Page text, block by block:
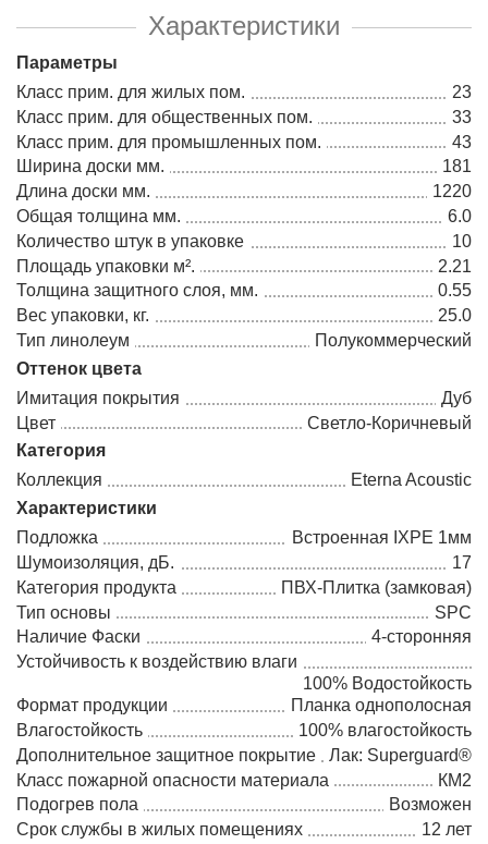
Характеристики
Параметры
Класс прим. для жилых пом.
23
Класс прим. для общественных пом.
33
Класс прим. для промышленных пом.
43
Ширина доски мм.
181
Длина доски мм.
1220
Общая толщина мм.
6.0
Количество штук в упаковке
10
Площадь упаковки м².
2.21
Толщина защитного слоя, мм.
0.55
Вес упаковки, кг.
25.0
Тип линолеум
Полукоммерческий
Оттенок цвета
Имитация покрытия
Дуб
Цвет
Светло-Коричневый
Категория
Коллекция
Eterna Acoustic
Характеристики
Подложка
Встроенная IXPE 1мм
Шумоизоляция, дБ.
17
Категория продукта
ПВХ-Плитка (замковая)
Тип основы
SPC
Наличие Фаски
4-сторонняя
Устойчивость к воздействию влаги
100% Водостойкость
Формат продукции
Планка однополосная
Влагостойкость
100% влагостойкость
Дополнительное защитное покрытие
Лак: Superguard®
Класс пожарной опасности материала
КМ2
Подогрев пола
Возможен
Срок службы в жилых помещениях
12 лет